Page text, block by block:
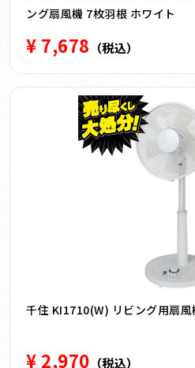
ング扇風機 7枚羽根 ホワイト
¥ 7,678 （税込）
千住 KI1710(W) リビング用扇
¥ 2,970 （税込）